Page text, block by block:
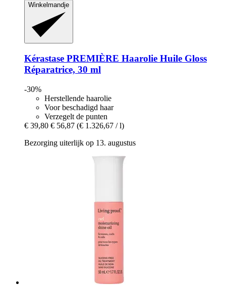
Winkelmandje
Kérastase PREMIÈRE Haarolie Huile Gloss
Réparatrice, 30 ml
-30%
Herstellende haarolie
Voor beschadigd haar
Verzegelt de punten
€ 39,80 € 56,87 (€ 1.326,67 / l)
Bezorging uiterlijk op 13. augustus